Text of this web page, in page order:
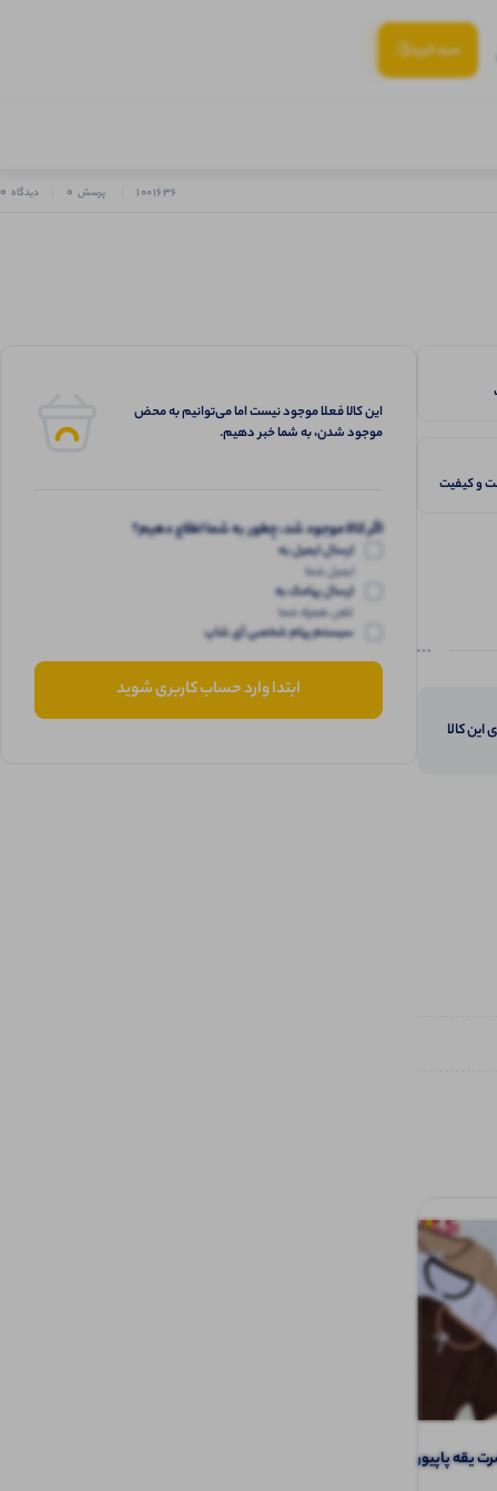
سبد‌خرید(:
1001636 پرسش 0 دیدگاه 0
و کیفیت
این کالا
پاپیون (پک 6 عددی)
این کالا فعلا موجود نیست اما می‌توانیم به محض
موجود شدن، به شما خبر دهیم.
اگر کالا موجود شد، چطور به شما اطلاع دهیم؟
ارسال ایمیل به
ایمیل شما
ارسال پیامک به
تلفن همراه شما
سیستم پیام شخصی آی شاپ
ابتدا وارد حساب کاربری شوید